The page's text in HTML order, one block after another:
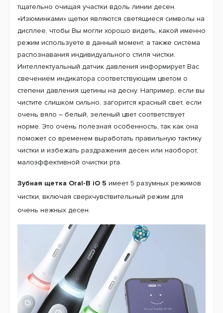
тщательно очищая участки вдоль линии десен.
«Изюминками» щетки являются светящиеся символы на
дисплее, чтобы Вы могли хорошо видеть, какой именно
режим используете в данный момент, а также система
распознавания индивидуального стиля чистки.
Интеллектуальный датчик давления информирует Вас
свечением индикатора соответствующим цветом о
степени давления щетины на десну. Например, если вы
чистите слишком сильно, загорится красный свет, если
очень вяло – белый, зеленый цвет соответствует
норме. Это очень полезная особенность, так как она
поможет со временем выработать правильную тактику
чистки и избежать раздражения десен или наоборот,
малоэффективной очистки рта.
Зубная щетка Oral-B iO 5 имеет 5 разумных режимов
чистки, включая сверхчувствительный режим для
очень нежных десен.